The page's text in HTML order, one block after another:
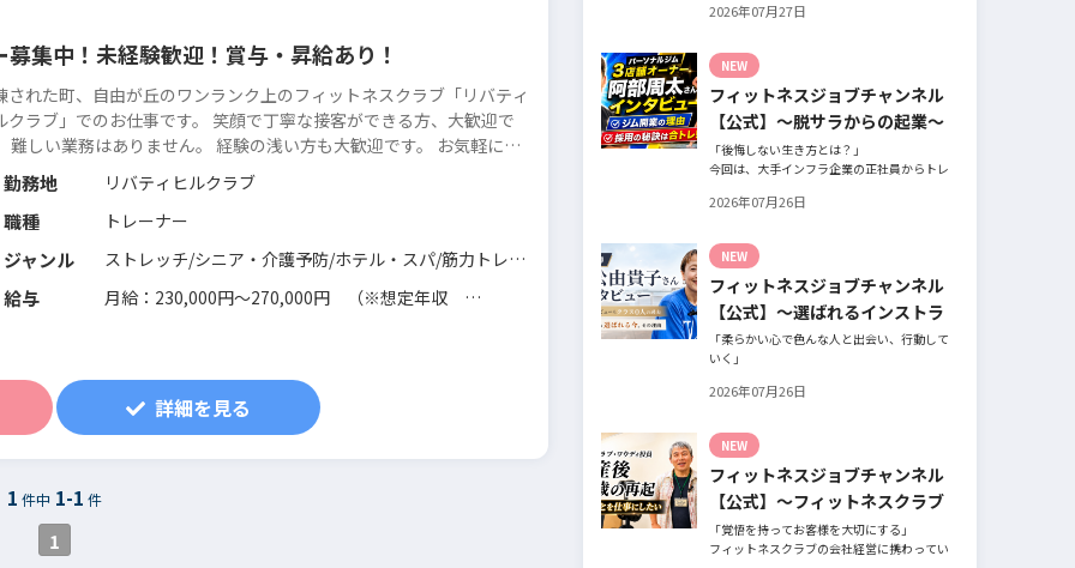
集中！未経験歓迎！賞与・昇給あり！
された町、自由が丘のワンランク上のフィットネスクラブ「リバティ
クラブ」でのお仕事です。 笑顔で丁寧な接客ができる方、大歓迎で
難しい業務はありません。 経験の浅い方も大歓迎です。 お気軽にご
※同時募集中※ ザ・キャピトルホテル東急（ジムスタッ
正社員） 西武フィット...続きを読む
勤務地 リバティヒルクラブ
職種 トレーナー
ジャンル
ストレッチ/シニア・介護予防/ホテル・スパ/筋力トレー
ニング/機能改善系/マネジメント･店舗運営/フィットネ
ス全般/スイミング/パーソナルジム/総合型フィットネス
給与
月給：230,000円～270,000円 （※想定年収
詳細を見る
1 件中 1-1 件
1
用」をテーマにフィットネスクラブの魅力に
ッフの採用基準、実際に採用されたスタッフ
の皆様からは働き甲斐や動機、お客様からは
そのスタッフの皆様がつくる施設やフィット
ネスについての魅力を語っていただきまし
た。
2026年07月27日
NEW
フィットネスジョブチャンネル
【公式】～脱サラからの起業～
「後悔しない生き方とは？」
今回は、大手インフラ企業の正社員からトレ
転身された、パーソナルジム「ギフト」代表
今の仕事や環境を変えたい！とお悩みの方、
必見です！
2026年07月26日
NEW
フィットネスジョブチャンネル
【公式】～選ばれるインストラ
クターになるには～
「柔らかい心で色んな人と出会い、行動して
いく」
ったことに挑戦したり、周囲のすすめに素直
そんな風に自分だけでは思いつかないことを
行動に移してきた結果が、今に繋がっている
とお話してくださったヨガ講師の若松由貴子
さん。選ばれるインストラクターになるため
に若松さんが取られた行動とは？
2026年07月26日
NEW
フィットネスジョブチャンネル
【公式】～フィットネスクラブ
役員時代の倒産を経て開業・独
立～
「覚悟を持ってお客様を大切にする」
フィットネスクラブの会社経営に携わってい